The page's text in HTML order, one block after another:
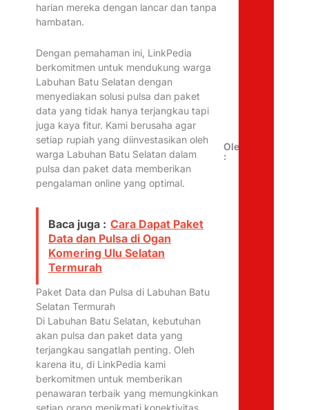
harian mereka dengan lancar dan tanpa
hambatan.
Dengan pemahaman ini, LinkPedia
berkomitmen untuk mendukung warga
Labuhan Batu Selatan dengan
menyediakan solusi pulsa dan paket
data yang tidak hanya terjangkau tapi
juga kaya fitur. Kami berusaha agar
setiap rupiah yang diinvestasikan oleh
warga Labuhan Batu Selatan dalam
pulsa dan paket data memberikan
pengalaman online yang optimal.
Baca juga : Cara Dapat Paket
Data dan Pulsa di Ogan
Komering Ulu Selatan
Termurah
Paket Data dan Pulsa di Labuhan Batu
Selatan Termurah
Di Labuhan Batu Selatan, kebutuhan
akan pulsa dan paket data yang
terjangkau sangatlah penting. Oleh
karena itu, di LinkPedia kami
berkomitmen untuk memberikan
penawaran terbaik yang memungkinkan
setiap orang menikmati konektivitas
Oleh
: